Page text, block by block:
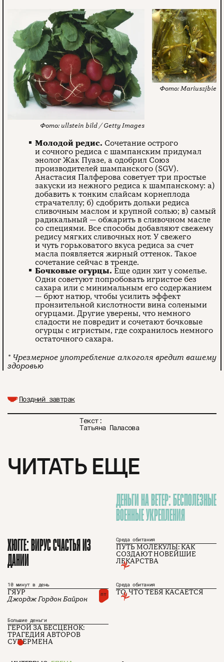
Поздний завтрак
Текст:
Татьяна Паласова
ullstein bild / Getty Images
Mariuszjbie
Молодой редис. Сочетание острого
и сочного редиса с шампанским придумал
энолог Жак Пуазе, а одобрил Союз
производителей шампанского (SGV).
Анастасия Палферова советует три простые
закуски из нежного редиса к шампанскому: а)
добавить к тонким слайсам корнеплода
страчателлу; б) сдобрить дольки редиса
сливочным маслом и крупной солью; в) самый
радикальный — обжарить в сливочном масле
со специями. Все способы добавляют свежему
редису мягких сливочных нот. У свежего
и чуть горьковатого вкуса редиса за счет
масла появляется жирный оттенок. Такое
сочетание сейчас в тренде.
Бочковые огурцы. Еще один хит у сомелье.
Одни советуют попробовать игристое без
сахара или с минимальным его содержанием
— брют натюр, чтобы усилить эффект
пронзительной кислотности вина солеными
огурцами. Другие уверены, что немного
сладости не повредит и сочетают бочковые
огурцы с игристым, где сохранилось немного
остаточного сахара.
* Чрезмерное употребление алкоголя вредит вашему
здоровью
ЧИТАТЬ ЕЩЕ
ДЕНЬГИ НА ВЕТЕР: БЕСПОЛЕЗНЫЕ
ВОЕННЫЕ УКРЕПЛЕНИЯ
ХЮГГЕ: ВИРУС СЧАСТЬЯ ИЗ
ДАНИИ
Среда обитания
ПУТЬ МОЛЕКУЛЫ: КАК
СОЗДАЮТ НОВЕЙШИЕ
ЛЕКАРСТВА
10 минут в день
ГЯУР
Джордж Гордон Байрон
пт
Среда обитания
ТО, ЧТО ТЕБЯ КАСАЕТСЯ
Большие деньги
ГЕРОЙ ЗА БЕСЦЕНОК:
ТРАГЕДИЯ АВТОРОВ
СУПЕРМЕНА
О проекте
Команда
Авторы
Подписаться на журнал
ЧТИВО ДОМ
YouTube
Telegram
Рекламодателям